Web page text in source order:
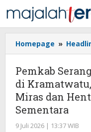
ke
konten
Homepage »
Pemkab
di
Miras dan
Sementara
9 Juli 2026 | 13:37 WIB